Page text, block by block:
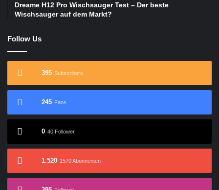
Dreame H12 Pro Wischsauger Test – Der beste
Wischsauger auf dem Markt?
Follow Us
395 Subscribers
245 Fans
0 40 Follower
1.520 1570 Abonnenten